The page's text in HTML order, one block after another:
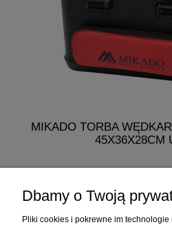
MIKADO TORBA
45X36X28CM
do
Dbamy o Twoją
Pliki cookies i pokrewne im